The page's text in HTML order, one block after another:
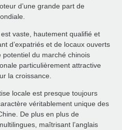
d’une grande part de
vaste, hautement qualifié et
d’expatriés et de locaux ouverts
potentiel du marché chinois
particulièrement attractive
la croissance.
locale est presque toujours
véritablement unique des
De plus en plus de
maîtrisant l’anglais